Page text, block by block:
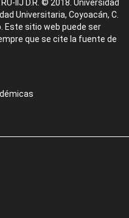
IIJ D.R. © 2018. Universidad
Universitaria, Coyoacán, C.
Este sitio web puede ser
que se cite la fuente de